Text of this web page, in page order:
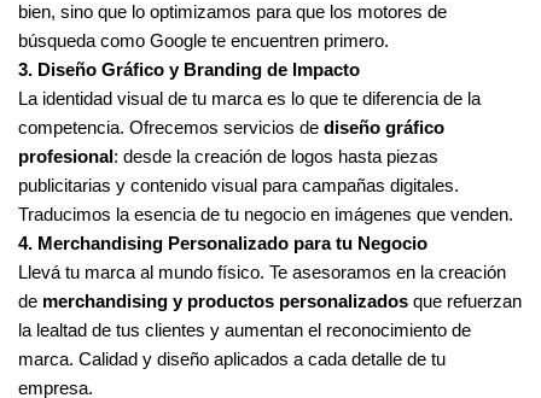
bien, sino que lo optimizamos para que los motores de
búsqueda como Google te encuentren primero.
3. Diseño Gráfico y Branding de Impacto
La identidad visual de tu marca es lo que te diferencia de la
competencia. Ofrecemos servicios de diseño gráfico
profesional: desde la creación de logos hasta piezas
publicitarias y contenido visual para campañas digitales.
Traducimos la esencia de tu negocio en imágenes que venden.
4. Merchandising Personalizado para tu Negocio
Llevá tu marca al mundo físico. Te asesoramos en la creación
de merchandising y productos personalizados que refuerzan
la lealtad de tus clientes y aumentan el reconocimiento de
marca. Calidad y diseño aplicados a cada detalle de tu
empresa.